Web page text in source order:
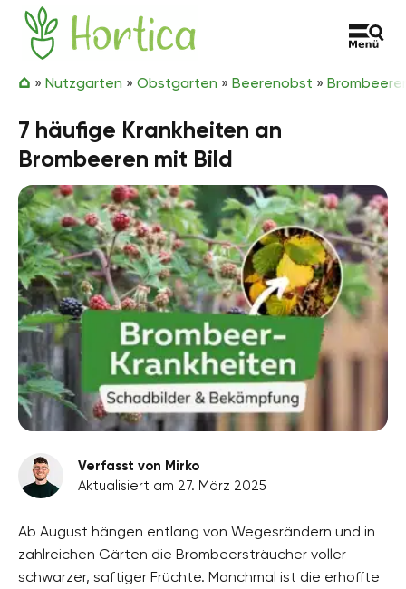
Zum Inhalt springen
Hortica
» Nutzgarten » Obstgarten » Beerenobst »
7 häufige Krankheiten an
Brombeeren mit Bild
Verfasst von Mirko
Aktualisiert am 27. März 2025
Ab August hängen entlang von Wegesrändern und in
zahlreichen Gärten die Brombeersträucher voller
schwarzer, saftiger Früchte. Manchmal ist die erhoffte